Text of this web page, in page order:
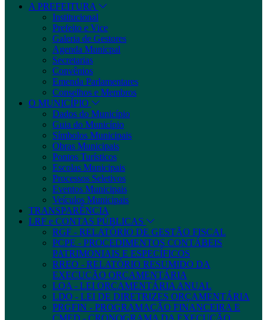
A PREFEITURA
Institucional
Prefeito e Vice
Galeria de Gestores
Agenda Municpal
Secretarias
Convênios
Emenda Parlamentares
Conselhos e Membros
O MUNICÍPIO
Dados do Município
Guia do Município
Símbolos Municipais
Obras Municipais
Pontos Turísticos
Escolas Municipais
Processos Seletivos
Eventos Municipais
Veículos Municipais
TRANSPARÊNCIA
LRF e CONTAS PÚBLICAS
RGF - RELATÓRIO DE GESTÃO FISCAL
PCPE - PROCEDIMENTOS CONTÁBEIS
PATRIMONIAIS E ESPECÍFICOS
RREO - RELATÓRIO RESUMIDO DA
EXECUÇÃO ORÇAMENTÁRIA
LOA - LEI ORÇAMENTÁRIA ANUAL
LDO - LEI DE DIRETRIZES ORÇAMENTÁRIA
PRGFIN - PROGRAMAÇÃO FINANCEIRA E
CMED - CRONOGRAMA DA EXECUÇÃO